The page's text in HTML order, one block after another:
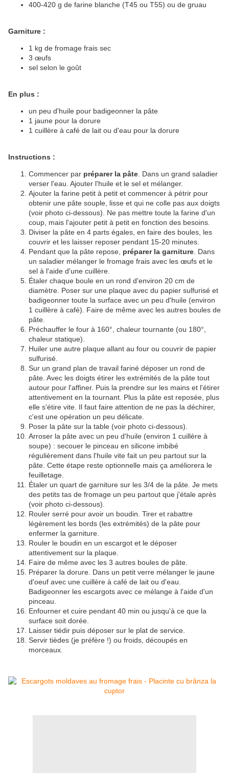
400-420 g de farine blanche (T45 ou T55) ou de gruau
Garniture :
1 kg de fromage frais sec
3 œufs
sel selon le goût
En plus :
un peu d'huile pour badigeonner la pâte
1 jaune pour la dorure
1 cuillère à café de lait ou d'eau pour la dorure
Instructions :
Commencer par préparer la pâte . Dans un grand saladier
verser l'eau. Ajouter l'huile et le sel et mélanger.
Ajouter la farine petit à petit et commencer à pétrir pour
obtenir une pâte souple, lisse et qui ne colle pas aux doigts
(voir photo ci-dessous). Ne pas mettre toute la farine d'un
coup, mais l'ajouter petit à petit en fonction des besoins.
Diviser la pâte en 4 parts égales, en faire des boules, les
couvrir et les laisser reposer pendant 15-20 minutes.
Pendant que la pâte repose, préparer la garniture . Dans
un saladier mélanger le fromage frais avec les œufs et le
sel à l'aide d'une cuillère.
Étaler chaque boule en un rond d'environ 20 cm de
diamètre. Poser sur une plaque avec du papier sulfurisé et
badigeonner toute la surface avec un peu d'huile (environ
1 cuillère à café). Faire de même avec les autres boules de
pâte.
Préchauffer le four à 160°, chaleur tournante (ou 180°,
chaleur statique).
Huiler une autre plaque allant au four ou couvrir de papier
sulfurisé.
Sur un grand plan de travail fariné déposer un rond de
pâte. Avec les doigts étirer les extrémités de la pâte tout
autour pour l'affiner. Puis la prendre sur les mains et l'étirer
attentivement en la tournant. Plus la pâte est reposée, plus
elle s'étire vite. Il faut faire attention de ne pas la déchirer,
c'est une opération un peu délicate.
Poser la pâte sur la table (voir photo ci-dessous).
Arroser la pâte avec un peu d'huile (environ 1 cuillère à
soupe) : secouer le pinceau en silicone imbibé
régulièrement dans l'huile vite fait un peu partout sur la
pâte. Cette étape reste optionnelle mais ça améliorera le
feuilletage.
Étaler un quart de garniture sur les 3/4 de la pâte. Je mets
des petits tas de fromage un peu partout que j'étale après
(voir photo ci-dessous).
Rouler serré pour avoir un boudin. Tirer et rabattre
légèrement les bords (les extrémités) de la pâte pour
enfermer la garniture.
Rouler le boudin en un escargot et le déposer
attentivement sur la plaque.
Faire de même avec les 3 autres boules de pâte.
Préparer la dorure. Dans un petit verre mélanger le jaune
d'oeuf avec une cuillère à café de lait ou d'eau.
Badigeonner les escargots avec ce mélange à l'aide d'un
pinceau.
Enfourner et cuire pendant 40 min ou jusqu'à ce que la
surface soit dorée.
Laisser tiédir puis déposer sur le plat de service.
Servir tièdes (je préfère !) ou froids, découpés en
morceaux.